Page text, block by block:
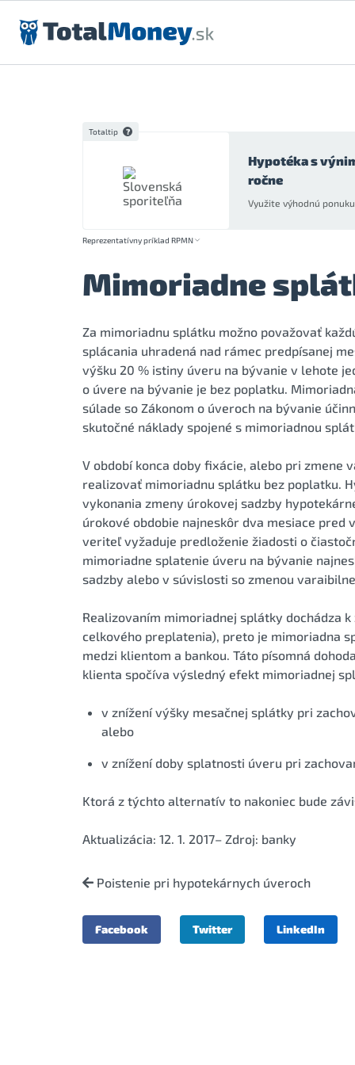
Preskočiť na obsah
Totaltip
Hypotéka s
ročne
Využite výhodnú
Reprezentatívny príklad RPMN
Mimoriadne
Za mimoriadnu splátku možno považovať
splácania uhradená nad rámec predpísanej
výšku 20 % istiny úveru na bývanie v lehote
o úvere na bývanie je bez poplatku.
súlade so Zákonom o úveroch na bývanie
skutočné náklady spojené s mimoriadnou
V období konca doby fixácie, alebo pri zmene
realizovať mimoriadnu splátku bez poplatku.
vykonania zmeny úrokovej sadzby
úrokové obdobie najneskôr dva mesiace
veriteľ vyžaduje predloženie žiadosti o
mimoriadne splatenie úveru na bývanie
sadzby alebo v súvislosti so zmenou
Realizovaním mimoriadnej splátky dochádza
celkového preplatenia), preto je mimoriadna
medzi klientom a bankou. Táto písomná
klienta spočíva výsledný efekt mimoriadnej
v znížení výšky mesačnej splátky pri
alebo
v znížení doby splatnosti úveru pri
Ktorá z týchto alternatív to nakoniec bude
Aktualizácia: 12. 1. 2017– Zdroj: banky
Poistenie pri hypotekárnych úveroch
Facebook Twitter LinkedIn